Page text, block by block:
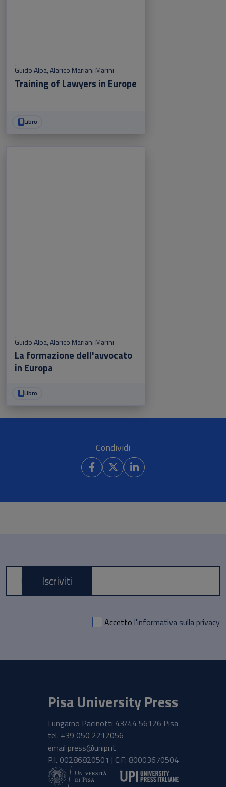
Guido Alpa,Alarico Mariani Marini
Training of Lawyers in Europe
Libro
Guido Alpa,Alarico Mariani Marini
La formazione dell'avvocato
in Europa
Libro
Condividi
E-mail *
Accetto l'informativa sulla privacy
Iscriviti
Pisa University Press
Lungarno Pacinotti 43/44 56126 Pisa
tel. +39 050 2212056
email press@unipi.it
P.I. 00286820501 | C.F: 80003670504